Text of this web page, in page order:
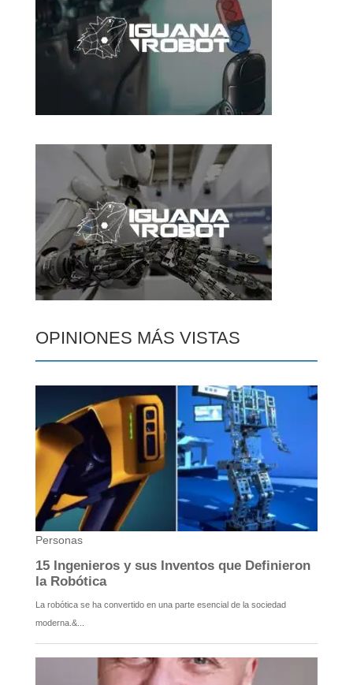
OPINIONES MÁS VISTAS